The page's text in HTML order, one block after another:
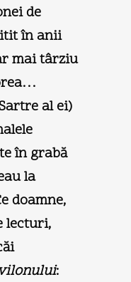
de
în anii
mai târziu
al ei)
în grabă
la
doamne,
lecturi,
: